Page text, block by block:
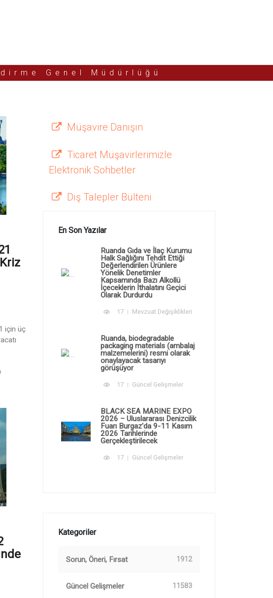
Genel Müdürlüğü
için üç
Müşavire Danışın
Ticaret Müşavirlerimizle
Elektronik Sohbetler
Dış Talepler Bülteni
En Son Yazılar
Ruanda Gıda ve İlaç Kurumu
Halk Sağlığını Tehdit Ettiği
Değerlendirilen Ürünlere
Yönelik Denetimler
Kapsamında Bazı Alkollü
İçeceklerin İthalatını Geçici
Olarak Durdurdu
17 Mevzuat Değişiklikleri
Ruanda, biodegradable
packaging materials (ambalaj
malzemelerini) resmi olarak
onaylayacak tasarıyı
görüşüyor
17 Güncel Gelişmeler
BLACK SEA MARINE EXPO
2026 – Uluslararası Denizcilik
Fuarı Burgaz'da 9-11 Kasım
2026 Tarihlerinde
Gerçekleştirilecek
17 Güncel Gelişmeler
Kategoriler
Sorun, Öneri, Fırsat 1912
Güncel Gelişmeler 11583